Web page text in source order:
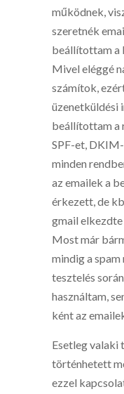
működnek,
szeretnék
beállítottam a
Mivel eléggé
számítok,
üzenetküldési
beállítottam a
SPF-et,
minden
az emailek a
érkezett, de
gmail
Most már
mindig a
tesztelés
használtam,
ként az
Esetleg valaki
történhetett
ezzel